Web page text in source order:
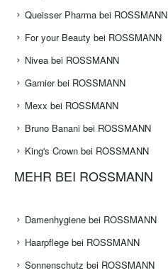
Queisser Pharma bei ROSSMANN
For your Beauty bei ROSSMANN
Nivea bei ROSSMANN
Garnier bei ROSSMANN
Mexx bei ROSSMANN
Bruno Banani bei ROSSMANN
King's Crown bei ROSSMANN
MEHR BEI ROSSMANN
Damenhygiene bei ROSSMANN
Haarpflege bei ROSSMANN
Sonnenschutz bei ROSSMANN